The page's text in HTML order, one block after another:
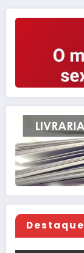
Destaque